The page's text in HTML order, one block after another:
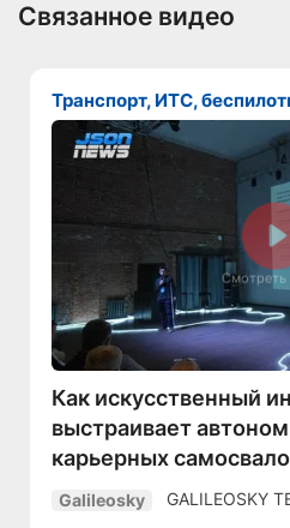
Связанное видео
Транспорт, ИТС,
Смотреть
Как искусственный
выстраивает
карьерных
Galileosky GALILEOSKY